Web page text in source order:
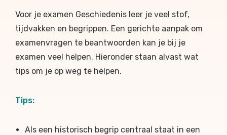
Voor je examen Geschiedenis leer je veel stof,
tijdvakken en begrippen. Een gerichte aanpak om
examenvragen te beantwoorden kan je bij je
examen veel helpen. Hieronder staan alvast wat
tips om je op weg te helpen.
Tips:
Als een historisch begrip centraal staat in een